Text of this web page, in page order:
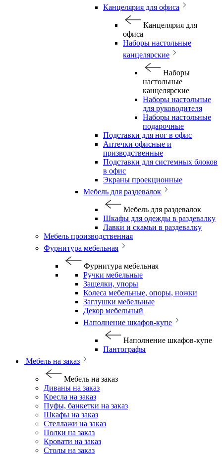
Канцелярия для офиса
Канцелярия для
офиса
Наборы настольные
канцелярские
Наборы
настольные
канцелярские
Наборы настольные
для руководителя
Наборы настольные
подарочные
Подставки для ног в офис
Аптечки офисные и
призводственные
Подставки для системных блоков
в офис
Экраны проекционные
Мебель для раздевалок
Мебель для раздевалок
Шкафы для одежды в раздевалку
Лавки и скамьи в раздевалку
Мебель производственная
Фурнитура мебельная
Фурнитура мебельная
Ручки мебельные
Защелки, упоры
Колеса мебельные, опоры, ножки
Заглушки мебельные
Декор мебельный
Наполнение шкафов-купе
Наполнение шкафов-купе
Пантографы
Мебель на заказ
Мебель на заказ
Диваны на заказ
Кресла на заказ
Пуфы, банкетки на заказ
Шкафы на заказ
Стеллажи на заказ
Полки на заказ
Кровати на заказ
Столы на заказ